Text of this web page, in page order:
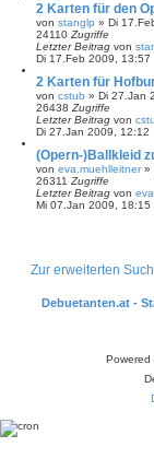
2 Karten für den
von stanglp » Di
24110 Zugriffe
Letzter Beitrag von
Di 17.Feb 2009, 13:57
2 Karten für
von cstub » Di 27.Jan
26438 Zugriffe
Letzter Beitrag von
Di 27.Jan 2009, 12:12
(Opern-)Ballkleid
von eva.muehlleitner»
26311 Zugriffe
Letzter Beitrag von
Mi 07.Jan 2009, 18:15
Zur erweiterten
Debuetanten.at -
Powered